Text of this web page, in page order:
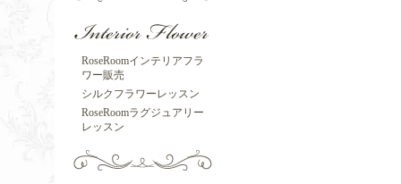
RoseRoomインテリアフラ
ワー販売
シルクフラワーレッスン
RoseRoomラグジュアリー
レッスン